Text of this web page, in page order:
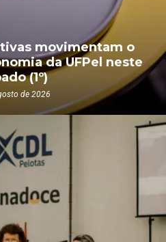
movimentam o
da UFPel neste
(1º)
de 2026